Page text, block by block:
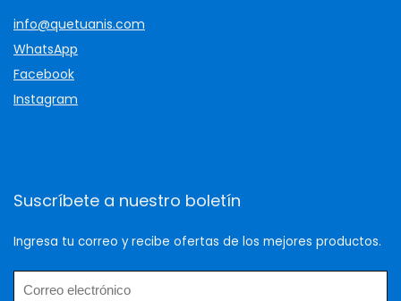
info@quetuanis.com
WhatsApp
Facebook
Instagram
Suscríbete a nuestro boletín
Ingresa tu correo y recibe ofertas de los mejores productos.